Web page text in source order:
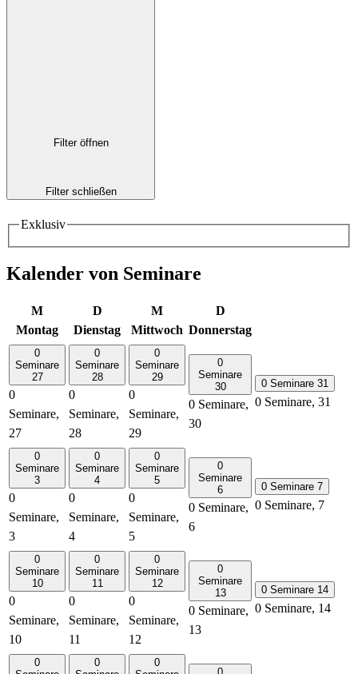
Filter öffnen
Filter schließen
Exklusiv
Kalender von Seminare
M
Montag
D
Dienstag
M
Mittwoch
D
Donnerstag
0
Seminare
27
0
Seminare,
27
0
Seminare
28
0
Seminare,
28
0
Seminare
29
0
Seminare,
29
0
Seminare
30
0 Seminare,
30
0 Seminare 31
0 Seminare, 31
0
Seminare
3
0
Seminare,
3
0
Seminare
4
0
Seminare,
4
0
Seminare
5
0
Seminare,
5
0
Seminare
6
0 Seminare,
6
0 Seminare 7
0 Seminare, 7
0
Seminare
10
0
Seminare,
10
0
Seminare
11
0
Seminare,
11
0
Seminare
12
0
Seminare,
12
0
Seminare
13
0 Seminare,
13
0 Seminare 14
0 Seminare, 14
0
0
0